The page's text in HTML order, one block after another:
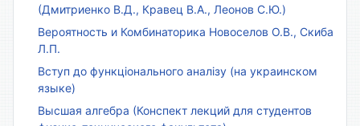
(Дмитриенко В.Д., Кравец В.А., Леонов С.Ю.)
Вероятность и Комбинаторика Новоселов О.В., Скиба
Л.П.
Вступ до функціонального аналізу (на украинском
языке)
Высшая алгебра (Конспект лекций для студентов